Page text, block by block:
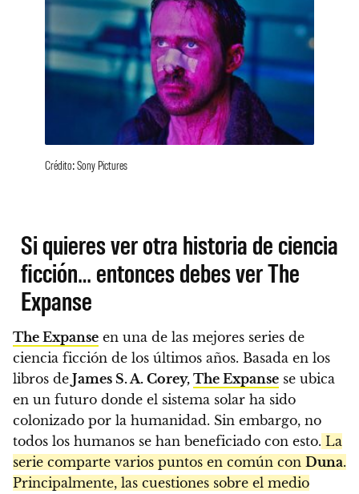
Crédito: Sony Pictures
Si quieres ver otra historia de ciencia
ficción… entonces debes ver The
Expanse
The Expanse en una de las mejores series de
ciencia ficción de los últimos años. Basada en los
libros de James S. A. Corey, The Expanse se ubica
en un futuro donde el sistema solar ha sido
colonizado por la humanidad. Sin embargo, no
todos los humanos se han beneficiado con esto. La
serie comparte varios puntos en común con Duna.
Principalmente, las cuestiones sobre el medio